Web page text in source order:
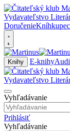
Doručenie
Knihy E-knihy
Vyhľadávanie
Prihlásiť
Vyhľadávanie